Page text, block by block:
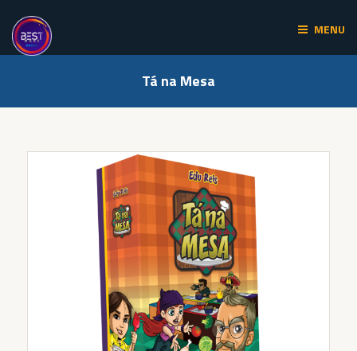
content
MENU
Tá na Mesa